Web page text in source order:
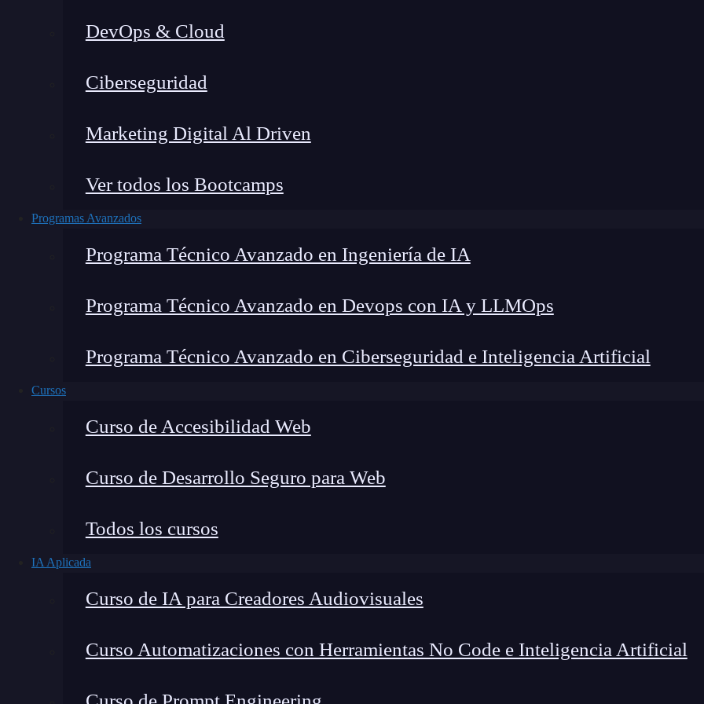
DevOps & Cloud
Ciberseguridad
Marketing Digital Al Driven
Ver todos los Bootcamps
Programas Avanzados
Programa Técnico Avanzado en Ingeniería de IA
Programa Técnico Avanzado en Devops con IA y LLMOps
Programa Técnico Avanzado en Ciberseguridad e Inteligencia Artificial
Cursos
Curso de Accesibilidad Web
Curso de Desarrollo Seguro para Web
Todos los cursos
IA Aplicada
Curso de IA para Creadores Audiovisuales
Curso Automatizaciones con Herramientas No Code e Inteligencia Artificial
Lucia Gómez Salgado